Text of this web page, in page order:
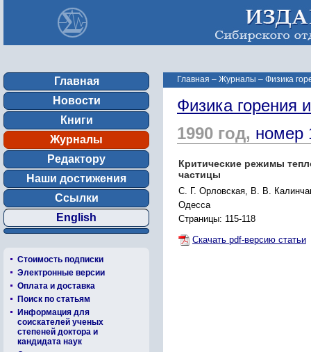
Главная
Новости
Книги
Журналы
Редактору
Наши достижения
Ссылки
English
Стоимость подписки
Электронные версии
Оплата и доставка
Поиск по статьям
Информация для
соискателей ученых
степеней доктора и
кандидата наук
Главная – Журналы – Физика
Физика горения
1990 год, номер
Критические режимы
частицы
С. Г. Орловская, В. В.
Одесса
Страницы: 115-118
Скачать pdf-версию статьи